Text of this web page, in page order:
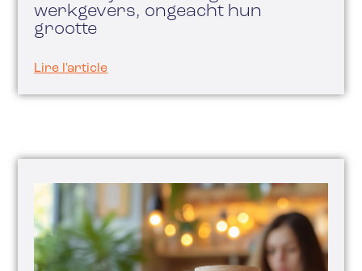
werkgevers, ongeacht hun
grootte
Lire l'article